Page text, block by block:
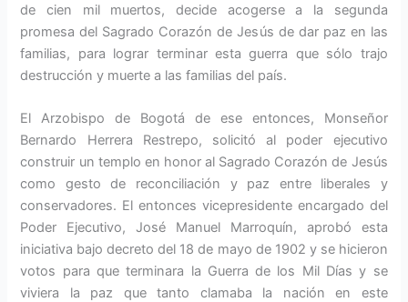
de cien mil muertos, decide acogerse a la segunda
promesa del Sagrado Corazón de Jesús de dar paz en las
familias, para lograr terminar esta guerra que sólo trajo
destrucción y muerte a las familias del país.
El Arzobispo de Bogotá de ese entonces, Monseñor
Bernardo Herrera Restrepo, solicitó al poder ejecutivo
construir un templo en honor al Sagrado Corazón de Jesús
como gesto de reconciliación y paz entre liberales y
conservadores. El entonces vicepresidente encargado del
Poder Ejecutivo, José Manuel Marroquín, aprobó esta
iniciativa bajo decreto del 18 de mayo de 1902 y se hicieron
votos para que terminara la Guerra de los Mil Días y se
viviera la paz que tanto clamaba la nación en este